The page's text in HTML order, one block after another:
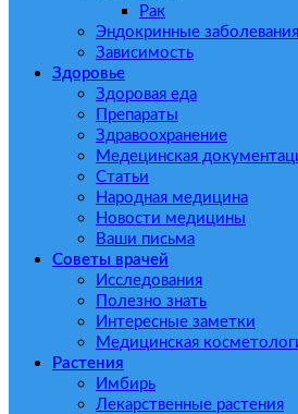
Рак
Эндокринные заболевания
Зависимость
Здоровье
Здоровая еда
Препараты
Здравоохранение
Медецинская
Статьи
Народная медицина
Новости медицины
Ваши письма
Советы врачей
Исследования
Полезно знать
Интересные заметки
Медицинская
Растения
Имбирь
Лекарственные растения